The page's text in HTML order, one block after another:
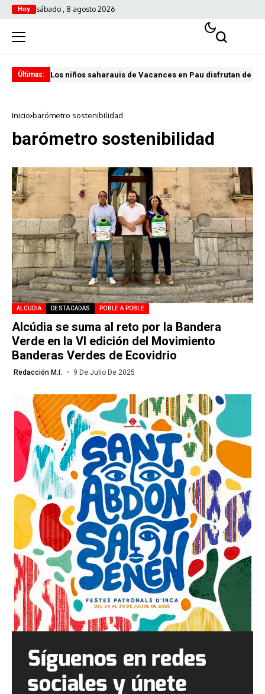
Hoy sábado , 8 agosto 2026
Últimas: Los niños saharauis de Vacances en Pau disfrutan de
Inicio barómetro sostenibilidad
barómetro sostenibilidad
ALCUDIA DESTACADAS POBLE A POBLE
Alcúdia se suma al reto por la Bandera
Verde en la VI edición del Movimiento
Banderas Verdes de Ecovidrio
Redacción M.I. 9 De Julio De 2025